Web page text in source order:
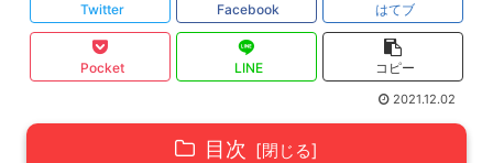
Twitter Facebook はてブ
Pocket LINE コピー
2021.12.02
目次